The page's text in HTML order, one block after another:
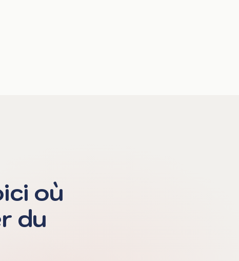
où
du